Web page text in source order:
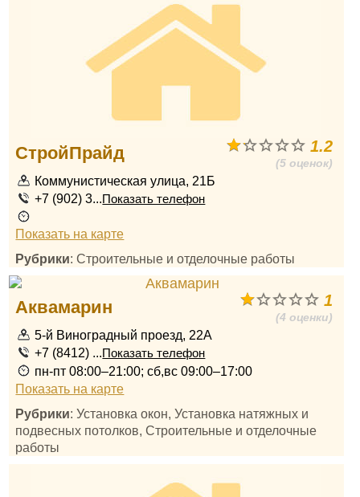
1.2
(5 оценок)
СтройПрайд
Коммунистическая улица, 21Б
+7 (902) 3...Показать телефон
Показать на карте
Рубрики: Строительные и отделочные работы
1
(4 оценки)
Аквамарин
5-й Виноградный проезд, 22А
+7 (8412) ...Показать телефон
пн-пт 08:00–21:00; сб,вс 09:00–17:00
Показать на карте
Рубрики: Установка окон, Установка натяжных и
подвесных потолков, Строительные и отделочные
работы